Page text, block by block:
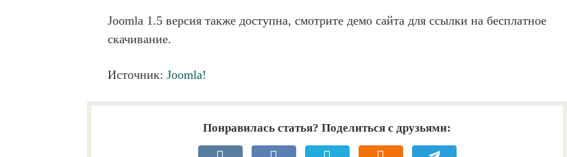
Joomla 1.5 версия также доступна, смотрите демо сайта для ссылки на бесплатное
скачивание.
Источник: Joomla!
Понравилась статья? Поделиться с друзьями: